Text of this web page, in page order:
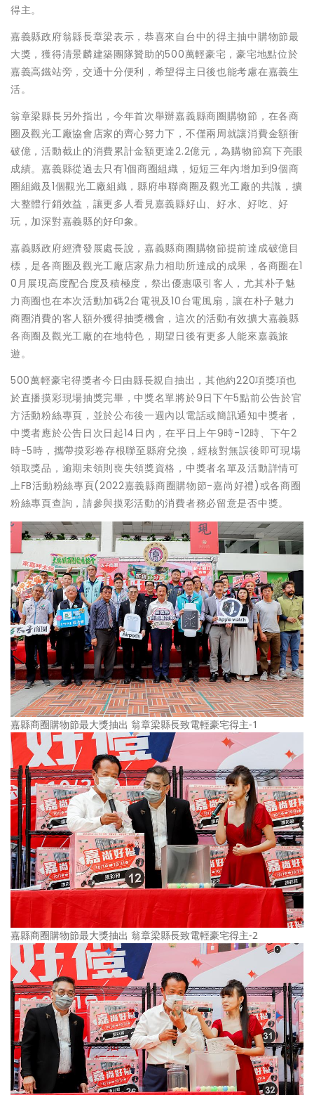
得主。
嘉義縣政府翁縣長章梁表示，恭喜來自台中的得主抽中購物節最
大獎，獲得清景麟建築團隊贊助的500萬輕豪宅，豪宅地點位於
嘉義高鐵站旁，交通十分便利，希望得主日後也能考慮在嘉義生
活。
翁章梁縣長另外指出，今年首次舉辦嘉義縣商圈購物節，在各商
圈及觀光工廠協會店家的齊心努力下，不僅兩周就讓消費金額衝
破億，活動截止的消費累計金額更達2.2億元，為購物節寫下亮眼
成績。嘉義縣從過去只有1個商圈組織，短短三年內增加到9個商
圈組織及1個觀光工廠組織，縣府串聯商圈及觀光工廠的共識，擴
大整體行銷效益，讓更多人看見嘉義縣好山、好水、好吃、好
玩，加深對嘉義縣的好印象。
嘉義縣政府經濟發展處長說，嘉義縣商圈購物節提前達成破億目
標，是各商圈及觀光工廠店家鼎力相助所達成的成果，各商圈在1
0月展現高度配合度及積極度，祭出優惠吸引客人，尤其朴子魅
力商圈也在本次活動加碼2台電視及10台電風扇，讓在朴子魅力
商圈消費的客人額外獲得抽獎機會，這次的活動有效擴大嘉義縣
各商圈及觀光工廠的在地特色，期望日後有更多人能來嘉義旅
遊。
500萬輕豪宅得獎者今日由縣長親自抽出，其他約220項獎項也
於直播摸彩現場抽獎完畢，中獎名單將於9日下午5點前公告於官
方活動粉絲專頁，並於公布後一週內以電話或簡訊通知中獎者，
中獎者應於公告日次日起14日內，在平日上午9時-12時、下午2
時-5時，攜帶摸彩卷存根聯至縣府兌換，經核對無誤後即可現場
領取獎品，逾期未領則喪失領獎資格，中獎者名單及活動詳情可
上FB活動粉絲專頁(2022嘉義縣商圈購物節-嘉尚好禮)或各商圈
粉絲專頁查詢，請參與摸彩活動的消費者務必留意是否中獎。
嘉縣商圈購物節最大獎抽出 翁章梁縣長致電輕豪宅得主-1
嘉縣商圈購物節最大獎抽出 翁章梁縣長致電輕豪宅得主-2